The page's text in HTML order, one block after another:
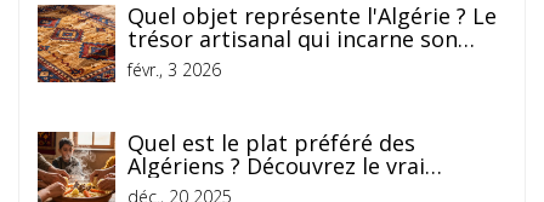
Quel objet représente l'Algérie ? Le
trésor artisanal qui incarne son
âme
févr., 3 2026
Quel est le plat préféré des
Algériens ? Découvrez le vrai
héritage culinaire du pays
déc., 20 2025